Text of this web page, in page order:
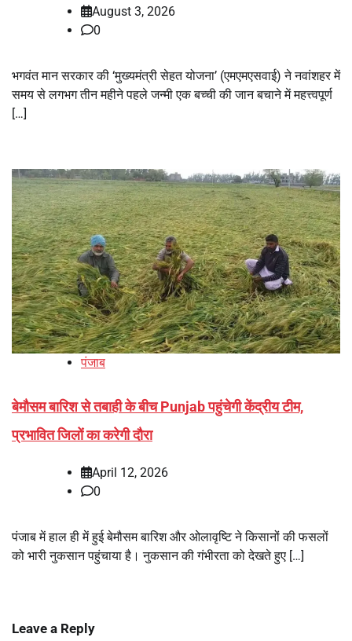
August 3, 2026
0
भगवंत मान सरकार की ‘मुख्यमंत्री सेहत योजना’ (एमएमएसवाई) ने नवांशहर में
समय से लगभग तीन महीने पहले जन्मी एक बच्ची की जान बचाने में महत्त्वपूर्ण
[…]
पंजाब
बेमौसम बारिश से तबाही के बीच Punjab पहुंचेगी केंद्रीय टीम,
प्रभावित जिलों का करेगी दौरा
April 12, 2026
0
पंजाब में हाल ही में हुई बेमौसम बारिश और ओलावृष्टि ने किसानों की फसलों
को भारी नुकसान पहुंचाया है। नुकसान की गंभीरता को देखते हुए […]
Leave a Reply